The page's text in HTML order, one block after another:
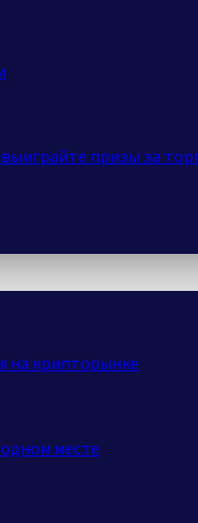
призы за
на крипторынке
месте